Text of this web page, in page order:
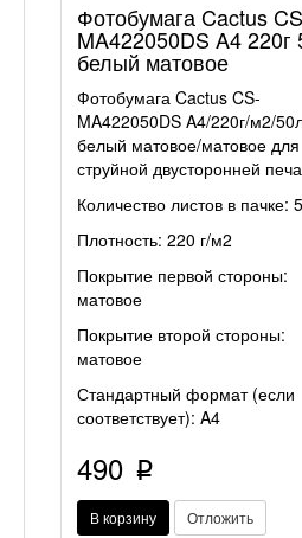
Фотобумага Cactus
MA422050DS A4 220г
белый матовое
Фотобумага Cactus CS-
MA422050DS A4/220г/м2/
белый матовое/матовое для
струйной двусторонней
Количество листов в пачке:
Плотность: 220 г/м2
Покрытие первой стороны:
матовое
Покрытие второй стороны:
матовое
Стандартный формат (если
соответствует): A4
490 p
В корзину Отложить